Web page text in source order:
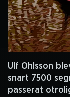
Ulf Ohlsson
snart 7500
passerat